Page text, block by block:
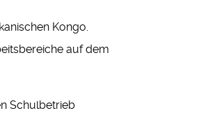
Kongo.
auf dem
Schulbetrieb